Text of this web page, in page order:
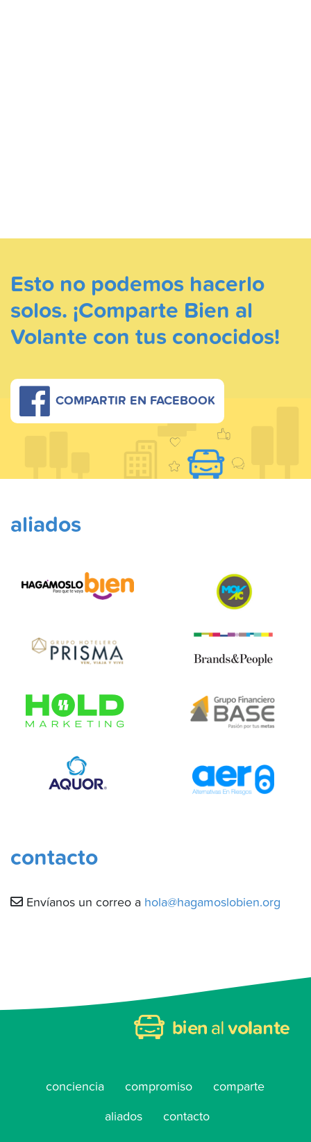
Esto no podemos hacerlo
solos. ¡Comparte Bien al
Volante con tus conocidos!
COMPARTIR EN FACEBOOK
aliados
contacto
Envíanos un correo a hola@hagamoslobien.org
conciencia compromiso comparte
aliados contacto